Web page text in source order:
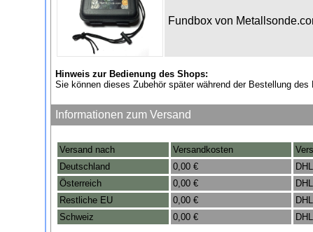
Fundbox von
Hinweis zur Bedienung des Shops:
Sie können dieses Zubehör später während der Bestellung
Informationen zum Versand
Versand nach Versandkosten
Deutschland
0,00 €
Österreich
0,00 €
Restliche EU
0,00 €
Schweiz
0,00 €